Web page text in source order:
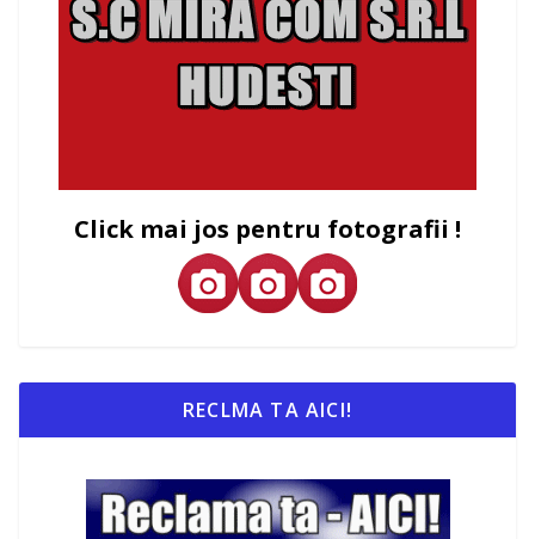
Click mai jos pentru fotografii !
RECLMA TA AICI!